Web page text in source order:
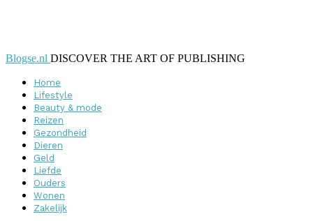
Blogse.nl DISCOVER THE ART OF PUBLISHING
Home
Lifestyle
Beauty & mode
Reizen
Gezondheid
Dieren
Geld
Liefde
Ouders
Wonen
Zakelijk